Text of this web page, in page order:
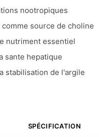
nootropiques
source de choline
nutriment essentiel
sante hepatique
stabilisation de l'argile
SPÉCIFICATION